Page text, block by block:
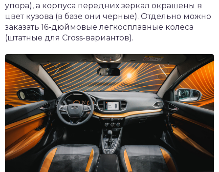
упора), а корпуса передних зеркал окрашены в
цвет кузова (в базе они черные). Отдельно можно
заказать 16-дюймовые легкосплавные колеса
(штатные для Cross-вариантов).